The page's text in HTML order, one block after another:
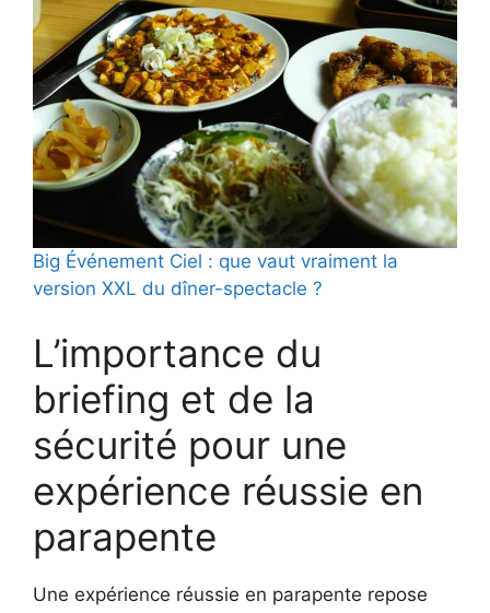
Big Événement Ciel : que vaut vraiment la
version XXL du dîner-spectacle ?
L’importance du
briefing et de la
sécurité pour une
expérience réussie en
parapente
Une expérience réussie en parapente repose